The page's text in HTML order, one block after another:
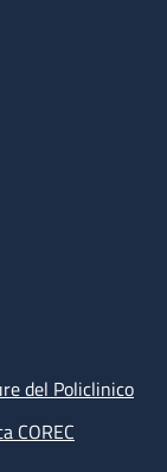
del Policlinico
COREC